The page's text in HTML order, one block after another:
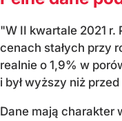
"W II kwartale 2021
cenach stałych przy
realnie o 1,9% w
i był wyższy niż
Dane mają charakter